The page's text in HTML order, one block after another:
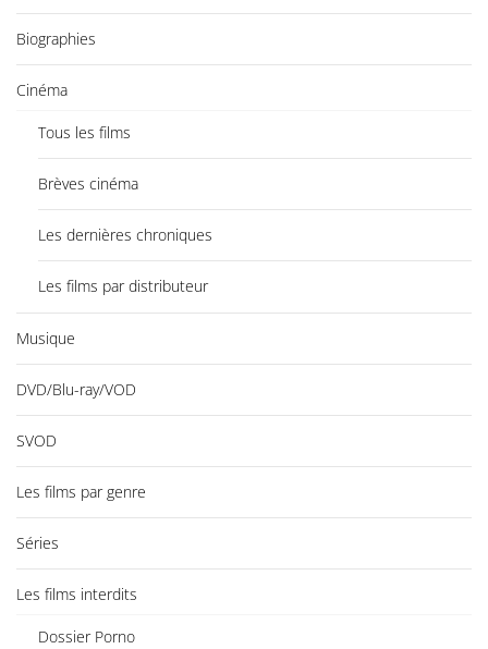
Biographies
Cinéma
Tous les films
Brèves cinéma
Les dernières chroniques
Les films par distributeur
Musique
DVD/Blu-ray/VOD
SVOD
Les films par genre
Séries
Les films interdits
Dossier Porno